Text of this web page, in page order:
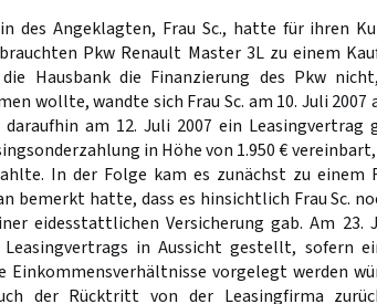
des Angeklagten, Frau Sc., hatte für ihren
Pkw Renault Master 3L zu einem
Hausbank die Finanzierung des Pkw
wollte, wandte sich Frau Sc. am 10. Juli 2007
am 12. Juli 2007 ein Leasingvertrag
in Höhe von 1.950 € vereinbart,
In der Folge kam es zunächst zu einem
bemerkt hatte, dass es hinsichtlich Frau Sc.
eidesstattlichen Versicherung gab. Am 23.
Leasingvertrags in Aussicht gestellt, sofern
Einkommensverhältnisse vorgelegt werden
der Rücktritt von der Leasingfirma